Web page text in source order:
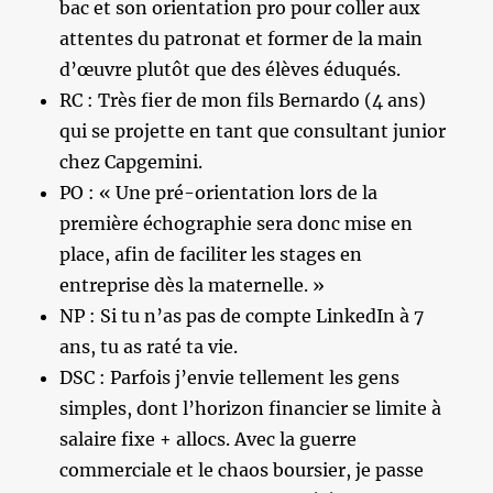
bac et son orientation pro pour coller aux
attentes du patronat et former de la main
d’œuvre plutôt que des élèves éduqués.
RC : Très fier de mon fils Bernardo (4 ans)
qui se projette en tant que consultant junior
chez Capgemini.
PO : « Une pré-orientation lors de la
première échographie sera donc mise en
place, afin de faciliter les stages en
entreprise dès la maternelle. »
NP : Si tu n’as pas de compte LinkedIn à 7
ans, tu as raté ta vie.
DSC : Parfois j’envie tellement les gens
simples, dont l’horizon financier se limite à
salaire fixe + allocs. Avec la guerre
commerciale et le chaos boursier, je passe